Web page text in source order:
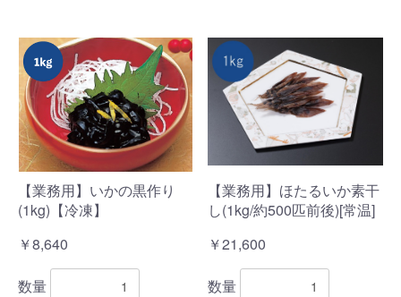
【業務用】いかの黒作り
(1kg)【冷凍】
￥8,640
数量
【業務用】ほたるいか素干
し(1kg/約500匹前後)[常温]
￥21,600
数量